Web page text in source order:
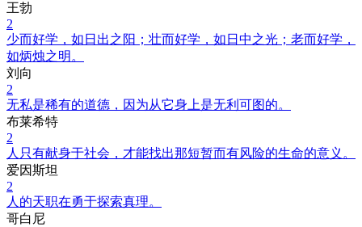
王勃
2
少而好学，如日出之阳；壮而好学，如日中之光；老而好学，
如炳烛之明。
刘向
2
无私是稀有的道德，因为从它身上是无利可图的。
布莱希特
2
人只有献身于社会，才能找出那短暂而有风险的生命的意义。
爱因斯坦
2
人的天职在勇于探索真理。
哥白尼